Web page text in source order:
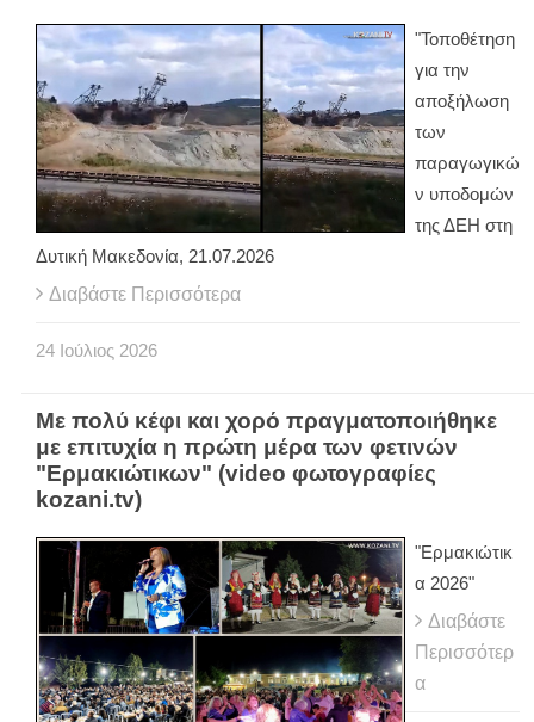
"Τοποθέτηση
για την
αποξήλωση
των
παραγωγικώ
ν υποδομών
της ΔΕΗ στη
Δυτική Μακεδονία, 21.07.2026
Διαβάστε Περισσότερα
24 Ιούλιος 2026
Με πολύ κέφι και χορό πραγματοποιήθηκε
με επιτυχία η πρώτη μέρα των φετινών
"Ερμακιώτικων" (video φωτογραφίες
kozani.tv)
"Ερμακιώτικ
α 2026"
Διαβάστε
Περισσότερ
α